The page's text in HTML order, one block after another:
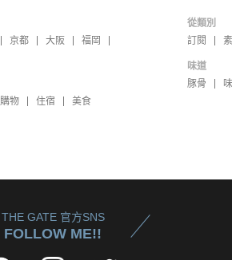
京都 大阪
福岡
購物 住宿 美食
從類別
訂閱
味道
豚骨
THE GATE 官方SNS
FOLLOW ME!!